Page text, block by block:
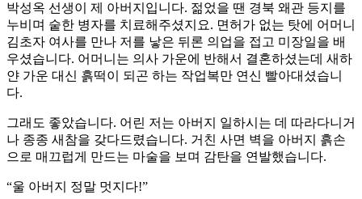
박성옥 선생이 제 아버지입니다. 젊었을 땐 경북 왜관 등지를
누비며 숱한 병자를 치료해주셨지요. 면허가 없는 탓에 어머니
김초자 여사를 만나 저를 낳은 뒤론 의업을 접고 미장일을 배
우셨습니다. 어머니는 의사 가운에 반해서 결혼하셨는데 새하
얀 가운 대신 흙떡이 되곤 하는 작업복만 연신 빨아대셨습니
다.
그래도 좋았습니다. 어린 저는 아버지 일하시는 데 따라다니거
나 종종 새참을 갖다드렸습니다. 거친 사면 벽을 아버지 흙손
으로 매끄럽게 만드는 마술을 보며 감탄을 연발했습니다.
“울 아버지 정말 멋지다!”